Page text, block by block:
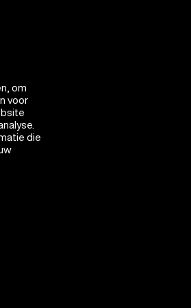
om
voor
die